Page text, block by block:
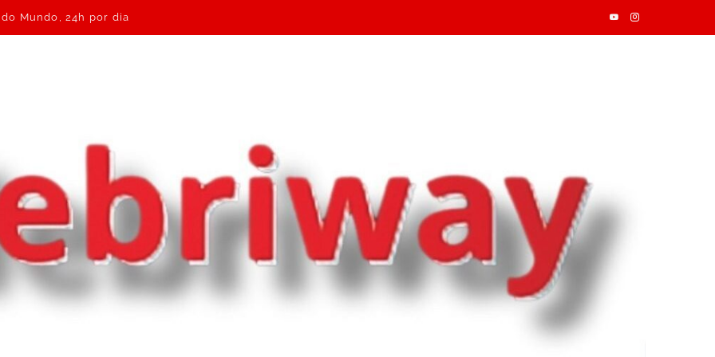
Mundo, 24h por dia